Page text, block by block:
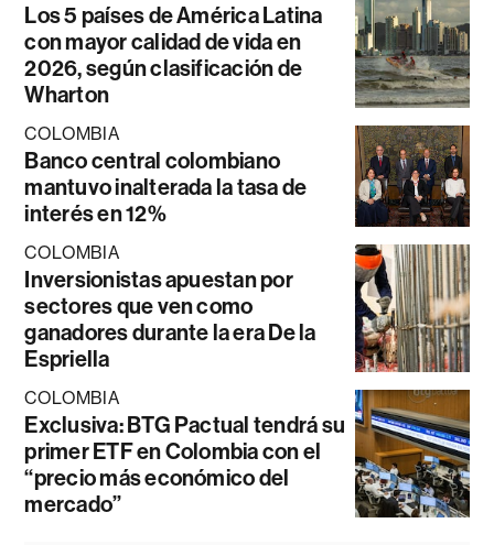
Los 5 países de América Latina
con mayor calidad de vida en
2026, según clasificación de
Wharton
COLOMBIA
Banco central colombiano
mantuvo inalterada la tasa de
interés en 12%
COLOMBIA
Inversionistas apuestan por
sectores que ven como
ganadores durante la era De la
Espriella
COLOMBIA
Exclusiva: BTG Pactual tendrá su
primer ETF en Colombia con el
“precio más económico del
mercado”